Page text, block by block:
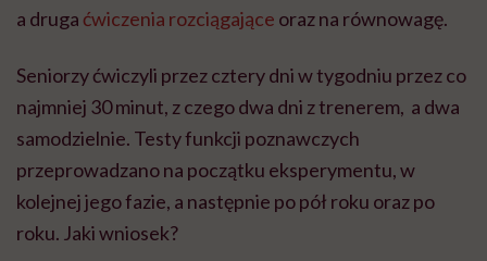
a druga ćwiczenia rozciągające oraz na równowagę.
Seniorzy ćwiczyli przez cztery dni w tygodniu przez co
najmniej 30 minut, z czego dwa dni z trenerem, a dwa
samodzielnie. Testy funkcji poznawczych
przeprowadzano na początku eksperymentu, w
kolejnej jego fazie, a następnie po pół roku oraz po
roku. Jaki wniosek?